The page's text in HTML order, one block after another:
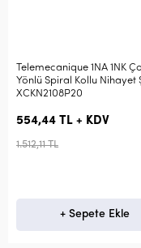
Telemecanique 1NA 1NK
Yönlü Spiral Kollu Nihayet
XCKN2108P20
554,44 TL + KDV
1.512,11 TL
+ Sepete Ekle